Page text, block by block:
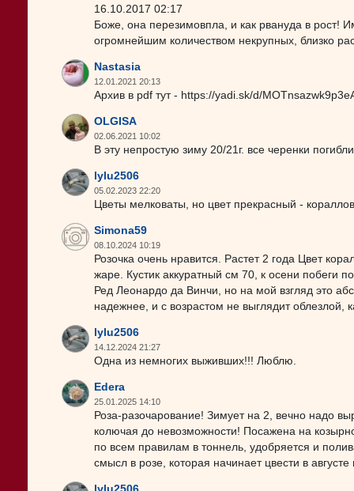
16.10.2017 02:17
Боже, она перезимовпла, и как рвануда в рост!
огромнейшим количеством некрупных, близко
Nastasia
12.01.2021 20:13
Архив в pdf тут - https://yadi.sk/d/
OLGISA
02.06.2021 10:02
В эту непростую зиму 20/21г. все черенки
lylu2506
05.02.2023 22:20
Цветы мелковаты, но цвет прекрасный -
Simona59
08.10.2024 10:19
Розочка очень нравится. Растет 2 года Цвет
жаре. Кустик аккуратный см 70, к осени побеги
Ред Леонардо да Винчи, но на мой взгляд это
надежнее, и с возрастом не выглядит облезлой,
lylu2506
14.12.2024 21:27
Одна из немногих выживших!!! Люблю.
Edera
25.01.2025 14:10
Роза-разочарование! Зимует на 2, вечно надо
колючая до невозможности! Посажена на
по всем правилам в тоннель, удобряется и
смысл в розе, которая начинает цвести в